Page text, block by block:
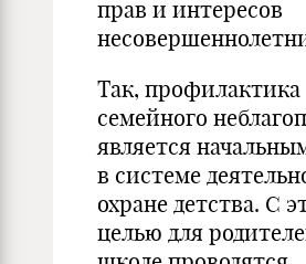
прав и интересов
Так, профилактика
семейного
является
в системе
охране детства. С
целью для